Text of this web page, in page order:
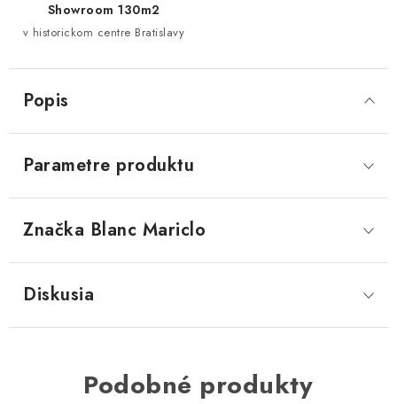
Showroom 130m2
v historickom centre Bratislavy
Popis
Parametre produktu
Značka Blanc Mariclo
Diskusia
Podobné produkty